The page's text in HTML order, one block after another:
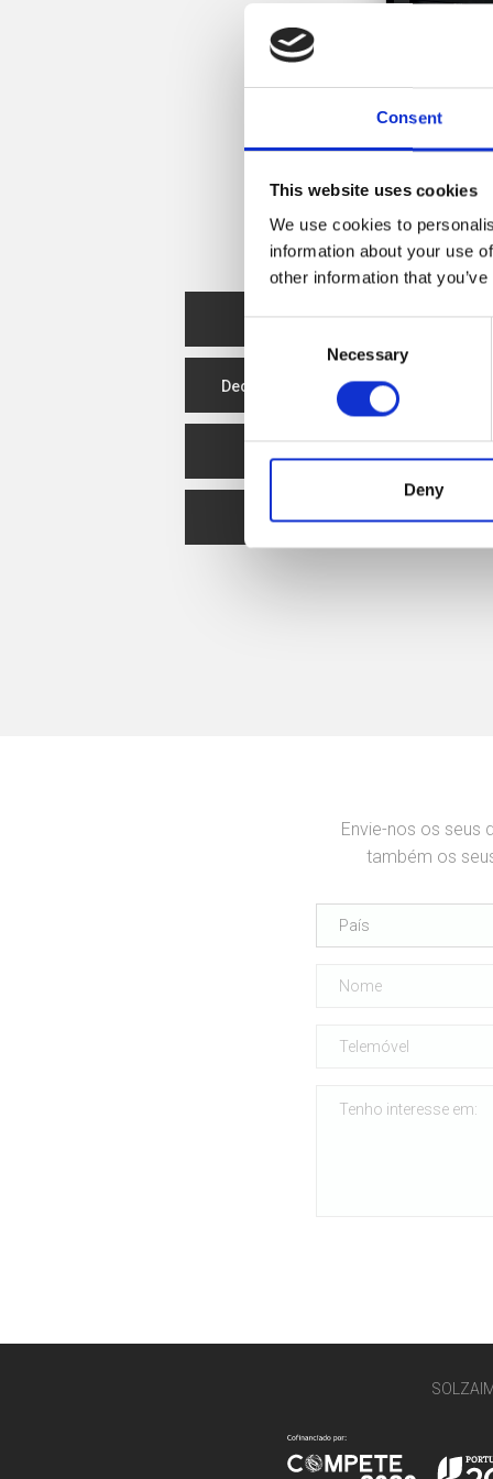
Consent
This website uses cookies
We use cookies to
information about your use
other information that
Selection
Necessary
Deny
Ficha técnica
Declaração de desempenho
Sketchup
Envie-nos os seus
também os
País